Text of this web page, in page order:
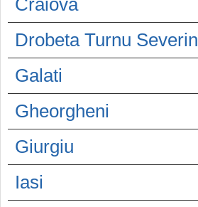
Craiova
Drobeta Turnu Severin
Galati
Gheorgheni
Giurgiu
Iasi